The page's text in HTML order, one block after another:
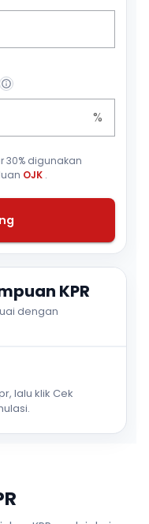
%
30% digunakan
OJK .
KPR
dengan
lalu klik Cek